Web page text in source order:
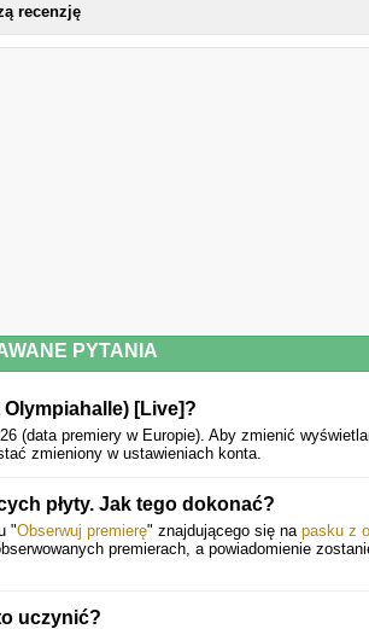
recenzję
PYTANIA
[Live]?
(data premiery w Europie). Aby zmienić
zmieniony w ustawieniach konta.
płyty. Jak tego dokonać?
"Obserwuj premierę" znajdującego się na pasku z
premierach, a powiadomienie
uczynić?
NOWA PŁYTA